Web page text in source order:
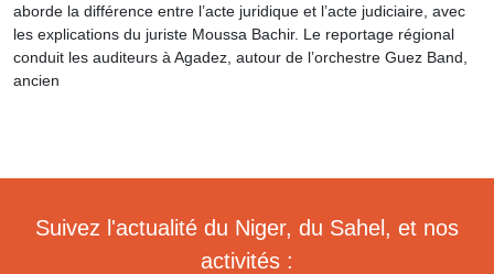
aborde la différence entre l’acte juridique et l’acte judiciaire, avec
les explications du juriste Moussa Bachir. Le reportage régional
conduit les auditeurs à Agadez, autour de l’orchestre Guez Band,
ancien
Suivez l'actualité du Niger, du Sahel, et nos
activités :